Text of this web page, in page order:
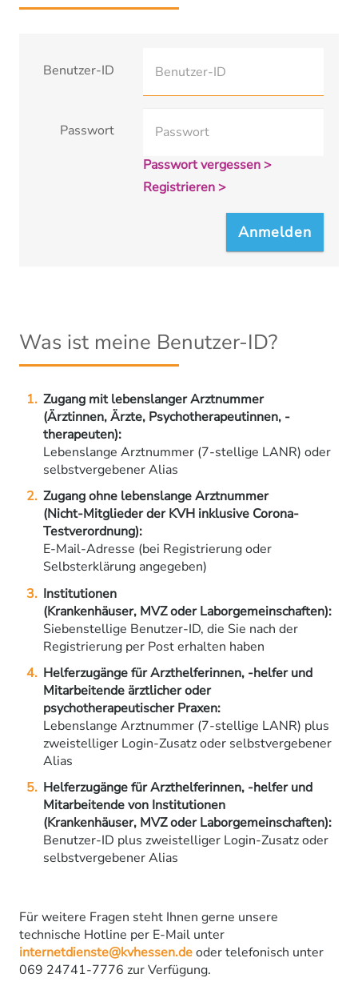
Benutzer-ID
Passwort
Passwort vergessen >
Registrieren >
Was ist meine Benutzer-ID?
Zugang mit lebenslanger Arztnummer
(Ärztinnen, Ärzte, Psychotherapeutinnen, -
therapeuten):
Lebenslange Arztnummer (7-stellige LANR) oder
selbstvergebener Alias
Zugang ohne lebenslange Arztnummer
(Nicht-Mitglieder der KVH inklusive Corona-
Testverordnung):
E-Mail-Adresse (bei Registrierung oder
Selbsterklärung angegeben)
Institutionen
(Krankenhäuser, MVZ oder Laborgemeinschaften):
Siebenstellige Benutzer-ID, die Sie nach der
Registrierung per Post erhalten haben
Helferzugänge für Arzthelferinnen, -helfer und
Mitarbeitende ärztlicher oder
psychotherapeutischer Praxen:
Lebenslange Arztnummer (7-stellige LANR) plus
zweistelliger Login-Zusatz oder selbstvergebener
Alias
Helferzugänge für Arzthelferinnen, -helfer und
Mitarbeitende von Institutionen
(Krankenhäuser, MVZ oder Laborgemeinschaften):
Benutzer-ID plus zweistelliger Login-Zusatz oder
selbstvergebener Alias
Für weitere Fragen steht Ihnen gerne unsere
technische Hotline per E-Mail unter
internetdienste@kvhessen.deoder telefonisch unter
069 24741-7776 zur Verfügung.